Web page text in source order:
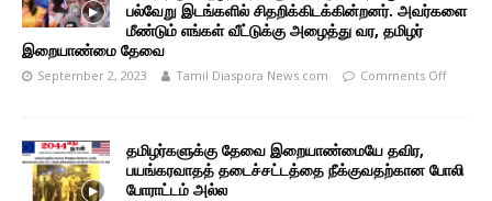
பல்வேறு இடங்களில் சிதறிக்கிடக்கின்றனர். அவர்களை
மீண்டும் எங்கள் வீட்டுக்கு அழைத்து வர, தமிழர்
இறையாண்மை தேவை
September 2, 2023 Tamil Diaspora News.com Comments Off
தமிழர்களுக்கு தேவை இறையாண்மையே தவிர,
பயங்கரவாதத் தடைச்சட்டத்தை நீக்குவதற்கான போலி
போராட்டம் அல்ல